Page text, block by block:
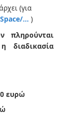
(για
... )
πληρούνται
διαδικασία
ευρώ